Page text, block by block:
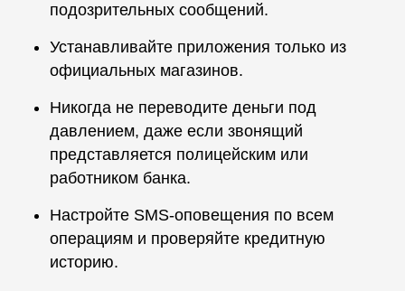
подозрительных сообщений.
Устанавливайте приложения только из
официальных магазинов.
Никогда не переводите деньги под
давлением, даже если звонящий
представляется полицейским или
работником банка.
Настройте SMS-оповещения по всем
операциям и проверяйте кредитную
историю.